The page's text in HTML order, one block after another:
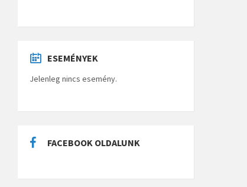
ESEMÉNYEK
Jelenleg nincs esemény.
FACEBOOK OLDALUNK